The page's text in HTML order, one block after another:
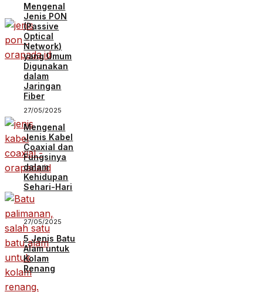
Mengenal
Jenis PON
(Passive
Optical
Network)
yang Umum
Digunakan
dalam
Jaringan
Fiber
27/05/2025
Mengenal
Jenis Kabel
Coaxial dan
Fungsinya
dalam
Kehidupan
Sehari-Hari
27/05/2025
5 Jenis Batu
Alam untuk
Kolam
Renang